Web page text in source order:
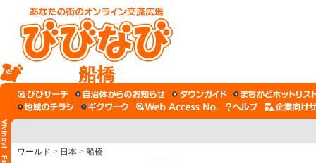
船橋
ワールド > 日本 > 船橋